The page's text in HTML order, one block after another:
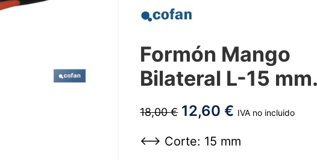
Formón Mango
Bilateral L-15 mm.
18,00€ 12,60€ IVA no incluido
<--> Corte: 15 mm